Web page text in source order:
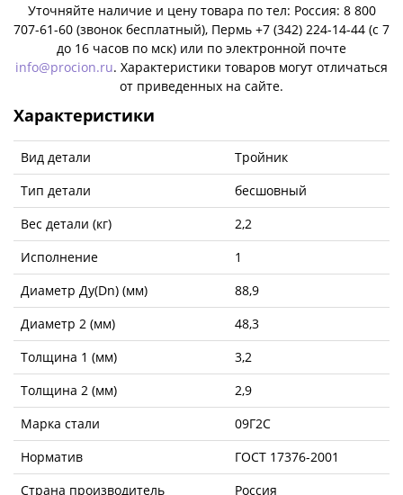
Уточняйте наличие и цену товара по тел: Россия: 8 800
707-61-60 (звонок бесплатный), Пермь +7 (342) 224-14-44 (c 7
до 16 часов по мск) или по электронной почте
info@procion.ru. Характеристики товаров могут отличаться
от приведенных на сайте.
Характеристики
Вид детали
Тройник
Тип детали
бесшовный
Вес детали (кг)
2,2
Исполнение
1
Диаметр Ду(Dn) (мм)
88,9
Диаметр 2 (мм)
48,3
Толщина 1 (мм)
3,2
Толщина 2 (мм)
2,9
Марка стали
09Г2С
Норматив
ГОСТ 17376-2001
Страна производитель
Россия